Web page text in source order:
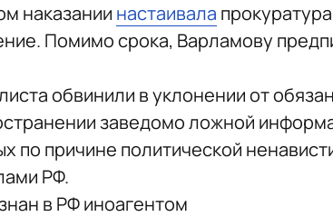
наказании настаивала
Помимо срока, Варламову
обвинили в уклонении от
заведомо ложной
по причине политической
РФ.
в РФ иноагентом